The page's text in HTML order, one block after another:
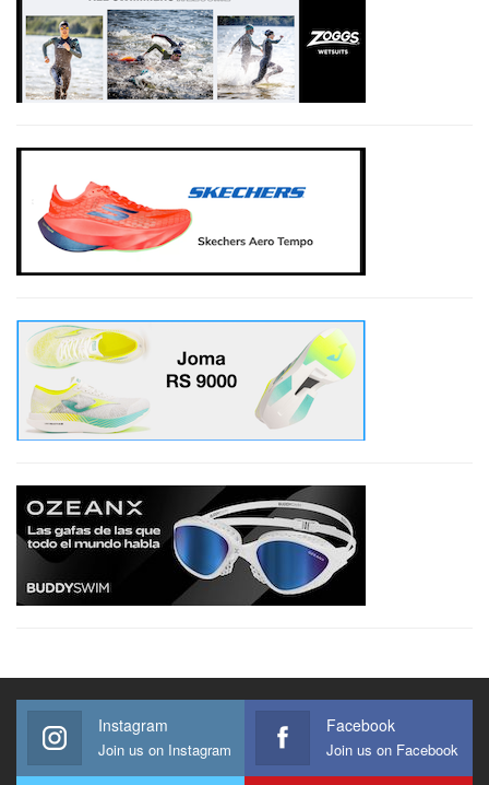
Instagram
Join us on Instagram
Facebook
Join us on Facebook